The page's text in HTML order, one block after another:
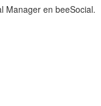
Manager en beeSocial.